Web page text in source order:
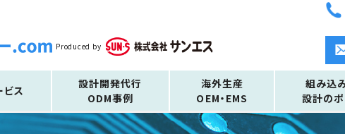
Produced by
ビス
設計開発代行
ODM事例
海外生産
OEM・EMS
組み込
設計のポ